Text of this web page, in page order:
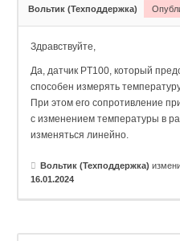
Вольтик (Техподдержка)
Здравствуйте,
Да, датчик PT100, который
способен измерять
При этом его сопротивление
с изменением температуры в
изменяться линейно.
Вольтик (Техподдержка)
16.01.2024